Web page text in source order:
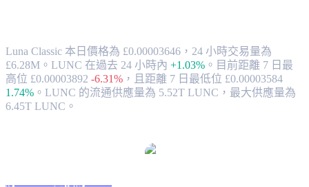
Luna Classic 本日價格為 £0.00003646，24 小時交易量為
£6.28M。LUNC 在過去 24 小時內 +1.03% 。 目前距離 7 日最
高位 £0.00003892 -6.31% ， 且距離 7 日最低位 £0.00003584
1.74% 。 LUNC 的流通供應量為 5.52T LUNC，最大供應量為
6.45T LUNC。